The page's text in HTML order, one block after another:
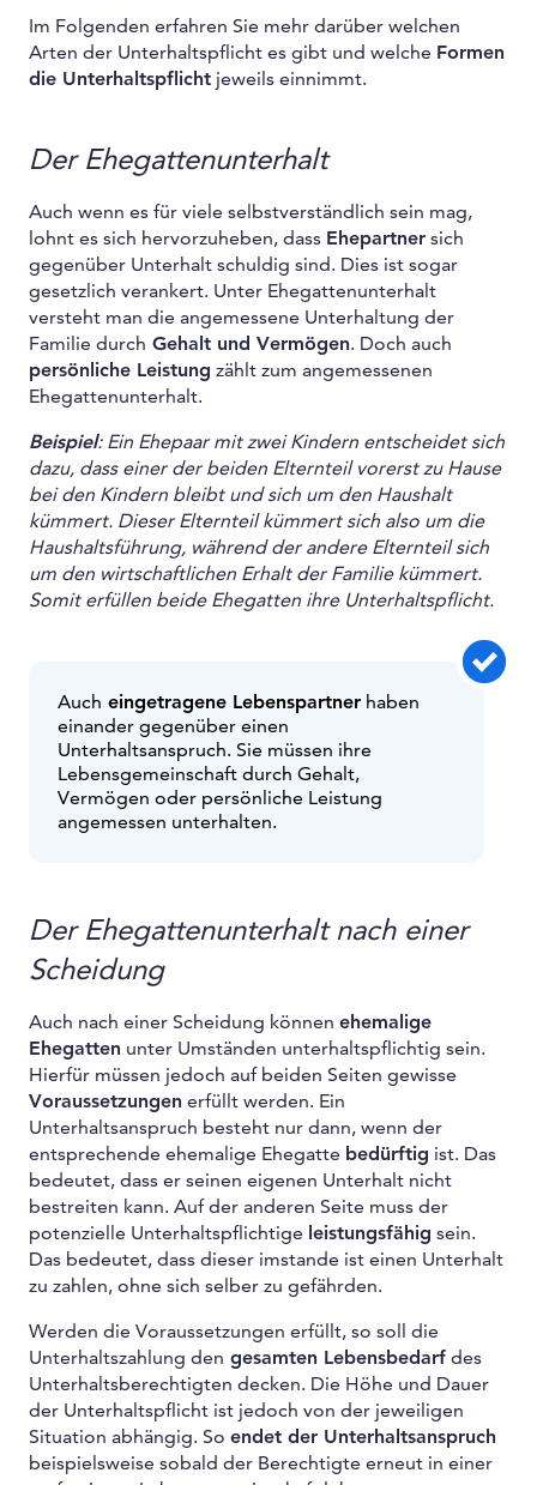
Im Folgenden erfahren Sie mehr darüber welchen
Arten der Unterhaltspflicht es gibt und welche Formen
die Unterhaltspflicht jeweils einnimmt.
Der Ehegattenunterhalt
Auch wenn es für viele selbstverständlich sein mag,
lohnt es sich hervorzuheben, dass Ehepartner sich
gegenüber Unterhalt schuldig sind. Dies ist sogar
gesetzlich verankert. Unter Ehegattenunterhalt
versteht man die angemessene Unterhaltung der
Familie durch Gehalt und Vermögen. Doch auch
persönliche Leistung zählt zum angemessenen
Ehegattenunterhalt.
Beispiel: Ein Ehepaar mit zwei Kindern entscheidet sich
dazu, dass einer der beiden Elternteil vorerst zu Hause
bei den Kindern bleibt und sich um den Haushalt
kümmert. Dieser Elternteil kümmert sich also um die
Haushaltsführung, während der andere Elternteil sich
um den wirtschaftlichen Erhalt der Familie kümmert.
Somit erfüllen beide Ehegatten ihre Unterhaltspflicht.
Auch eingetragene Lebenspartner haben
einander gegenüber einen
Unterhaltsanspruch. Sie müssen ihre
Lebensgemeinschaft durch Gehalt,
Vermögen oder persönliche Leistung
angemessen unterhalten.
Der Ehegattenunterhalt nach einer
Scheidung
Auch nach einer Scheidung können ehemalige
Ehegatten unter Umständen unterhaltspflichtig sein.
Hierfür müssen jedoch auf beiden Seiten gewisse
Voraussetzungen erfüllt werden. Ein
Unterhaltsanspruch besteht nur dann, wenn der
entsprechende ehemalige Ehegatte bedürftig ist. Das
bedeutet, dass er seinen eigenen Unterhalt nicht
bestreiten kann. Auf der anderen Seite muss der
potenzielle Unterhaltspflichtige leistungsfähig sein.
Das bedeutet, dass dieser imstande ist einen Unterhalt
zu zahlen, ohne sich selber zu gefährden.
Werden die Voraussetzungen erfüllt, so soll die
Unterhaltszahlung den gesamten Lebensbedarf des
Unterhaltsberechtigten decken. Die Höhe und Dauer
der Unterhaltspflicht ist jedoch von der jeweiligen
Situation abhängig. So endet der Unterhaltsanspruch
beispielsweise sobald der Berechtigte erneut in einer